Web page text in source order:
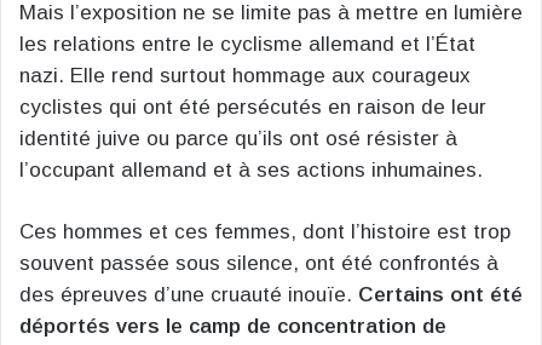
Mais l’exposition ne se limite pas à mettre en lumière
les relations entre le cyclisme allemand et l’État
nazi. Elle rend surtout hommage aux courageux
cyclistes qui ont été persécutés en raison de leur
identité juive ou parce qu’ils ont osé résister à
l’occupant allemand et à ses actions inhumaines.
Ces hommes et ces femmes, dont l’histoire est trop
souvent passée sous silence, ont été confrontés à
des épreuves d’une cruauté inouïe. Certains ont été
déportés vers le camp de concentration de